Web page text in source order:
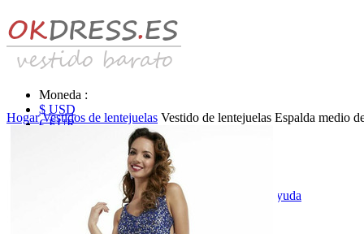
Moneda :
$ USD
€ EUR
Identificarse & Registrarse |Obtener la contraseña Ayuda
Hogar Vestidos de lentejuelas Vestido de lentejuelas Espalda medio